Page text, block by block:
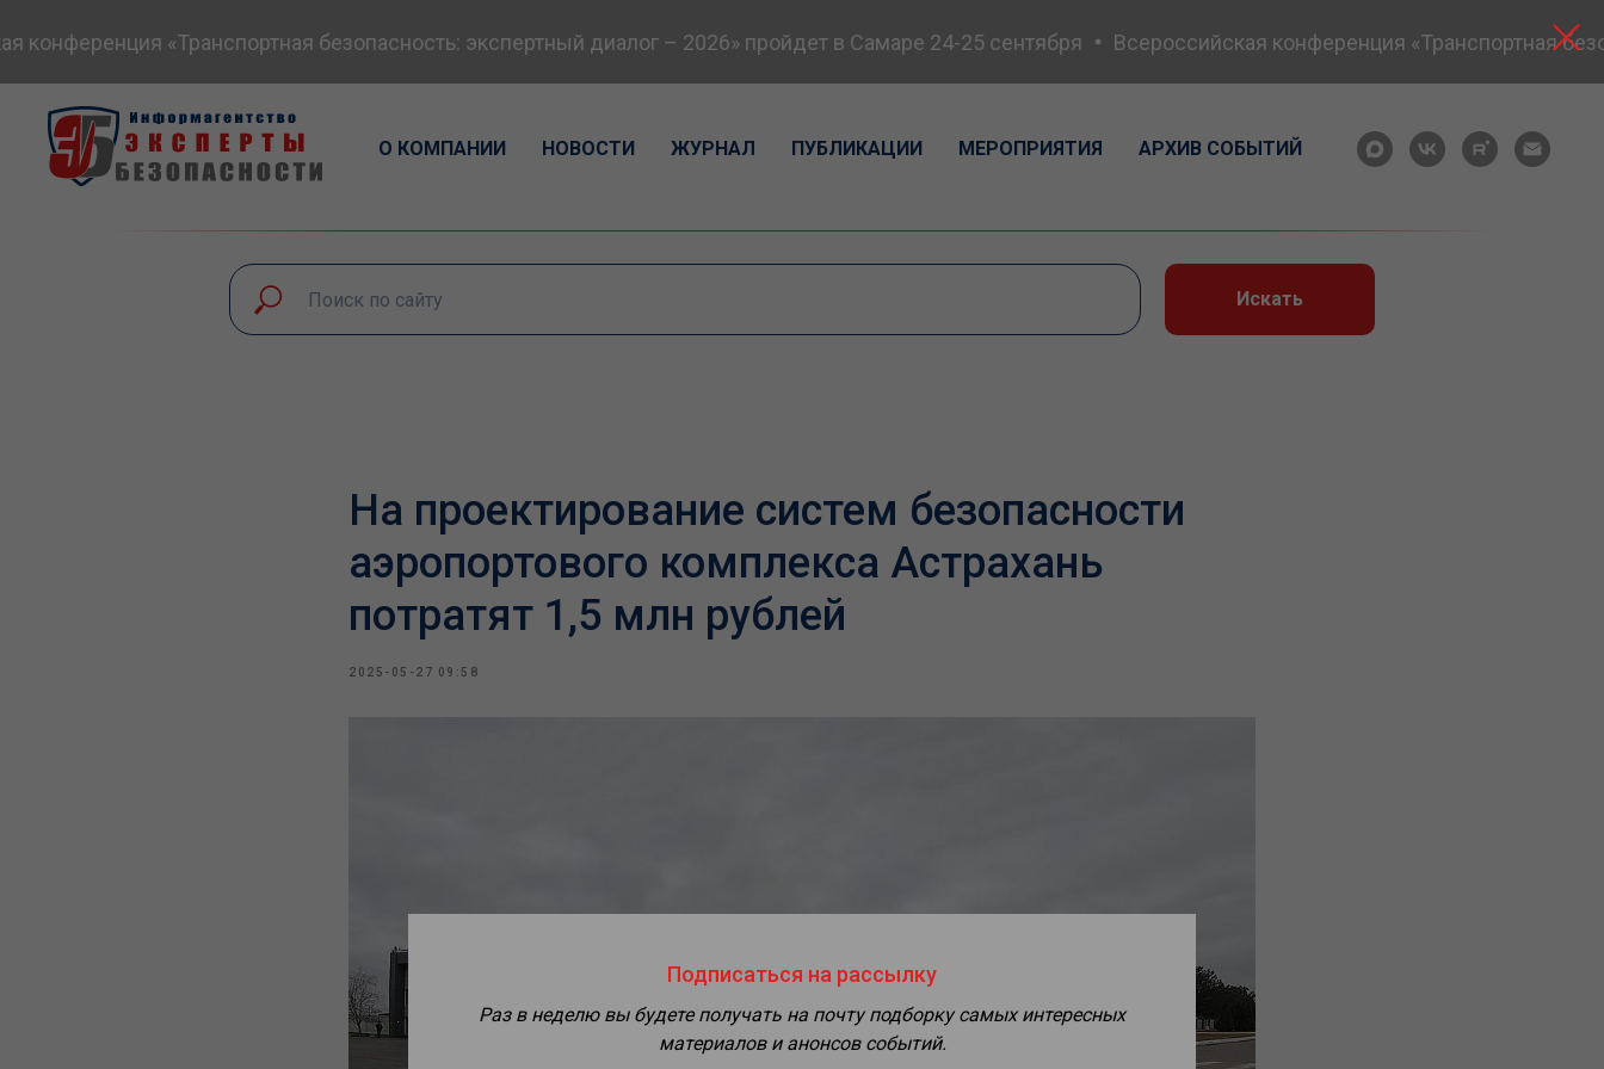
«Транспортная безопасность: экспертный диалог – 2026» пройдет в Самаре 24-25 сентября Всероссийская конференция «Транспортная
О КОМПАНИИ НОВОСТИ ЖУРНАЛ ПУБЛИКАЦИИ МЕРОПРИЯТИЯ АРХИВ СОБЫТИЙ
Искать
На проектирование систем безопасности
аэропортового комплекса Астрахань
потратят 1,5 млн рублей
2025-05-27 09:58
Подписаться на рассылку
Раз в неделю вы будете получать на почту подборку самых интересных
материалов и анонсов событий.